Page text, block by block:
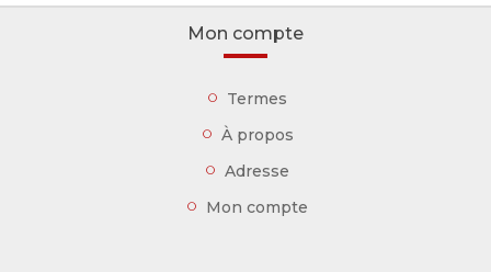
Mon compte
Termes
À propos
Adresse
Mon compte